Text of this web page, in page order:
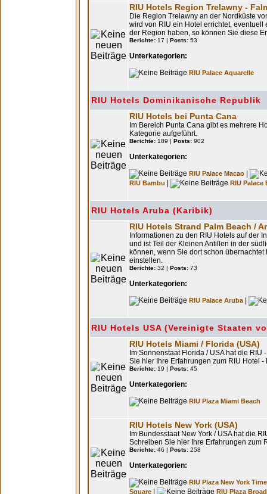
RIU Hotels Region Trelawny -
Die Region Trelawny an der Nordküste
wird von RIU ein Hotel errichtet,
der Region haben, so können Sie diese
Berichte: 17 | Posts: 53
Unterkategorien:
RIU Palace Aquarelle
RIU Hotels Dominikanische Republik
RIU Hotels bei Punta Cana
Im Bereich Punta Cana gibt es mehrere
Kategorie aufgeführt.
Berichte: 189 | Posts: 902
Unterkategorien:
RIU Palace Macao
RIU Bambu RIU Palace
RIU Hotels Aruba (Karibik)
RIU Hotels Strand Palm Beach /
Informationen zu den RIU Hotels auf der
und ist Teil der Kleinen Antillen in der
können, wenn Sie dort schon
einstellen.
Berichte: 32 | Posts: 73
Unterkategorien:
RIU Palace Aruba|
RIU Hotels USA (Vereinigte Staaten
RIU Hotels Miami / Florida (USA)
Im Sonnenstaat Florida / USA hat die
Sie hier Ihre Erfahrungen zum RIU Hotel
Berichte: 19 | Posts: 45
Unterkategorien:
RIU Plaza Miami Beach
RIU Hotels New York (USA)
Im Bundesstaat New York / USA hat die
Schreiben Sie hier Ihre Erfahrungen zum
Berichte: 46 | Posts: 258
Unterkategorien:
RIU Plaza New York
Square
RIU Plaza